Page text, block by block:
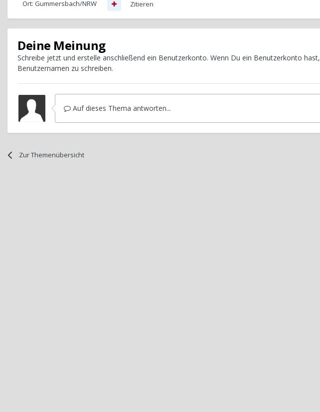
Ort: Gummersbach/NRW
Zitieren
Deine Meinung
Schreibe jetzt und erstelle anschließend ein Benutzerkonto. Wenn Du ein Benutzerkonto hast,
Benutzernamen zu schreiben.
Auf dieses Thema antworten...
Zur Themenübersicht